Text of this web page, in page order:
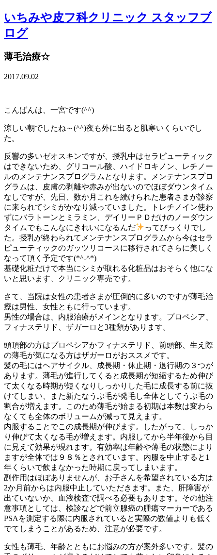
いちみや皮フ科クリニック スタッフブ
ログ
薄毛治療☆
2017.09.02
こんばんは、一宮です(^^)
涼しい朝でしたね～(^^)夜も外に出ると肌寒いくらいでし
た。
反響の多いゼオスキンですが、授乳中はセラピューティック
はできないため、グリコール酸、ハイドロキノン、レチノー
ルのメンテナンスプログラムとなります。メンテナンスプロ
グラムは、皮膚の剥離や赤みが出ないのでほぼダウンタイム
なしですが、先日、数か月これを続けられた患者さまが診察
に来られてシミがかなり減っていました。トレチノイン使わ
ずにバラトーンとミラミン、デイリーＰＤだけのノーダウン
タイムでもこんなにきれいになるんだ
ってびっくりでし
た。授乳が終わられてメンテナンスプログラムから今はセラ
ピューティックのガッツリコースに移行されてさらに美しく
なって頂く予定です(*^-^*)
基礎化粧だけで本当にシミが取れる化粧品はおそらく他にな
いと思います、クリニック専売です。
さて、当院は女性の患者さまが圧倒的に多いのですが薄毛治
療は男性、女性ともに行っています。
男性の場合は、内服治療がメインとなります。プロペシア、
フィナステリド、ザガーロと3種類があります。
頭頂部の方はプロペシアかフィナステリド、前頭部、生え際
の薄毛が気になる方はザガーロがおススメです。
髪の毛にはヘアサイクル、成長期・休止期・退行期の３つが
あります。薄毛が進行してくると成長期が短縮するため伸び
て太くなる時期が短くなりしっかりした毛に成長する前に抜
けてしまい、また新たなうぶ毛が発毛し全体としてうぶ毛の
割合が増えます。このため薄毛が始まる初期は本数は変わら
なくても全体のボリュームが減って見えます。
内服することでこの成長期が伸びます。したがって、しっか
り伸びて太くなる毛が増えます。内服してから半年後から目
に見えて効果が現れます。有効率は年齢や薄毛の状態により
ますが全体では９８％とされています。内服を中止すると1
年くらいで飲まなかった時期に戻ってしまいます。
副作用はほぼありませんが、お子さんを希望されている方は
2か月前からは内服中止していただきます。また、肝障害が
出ていないか、血液検査で調べる必要もあります。その他注
意事項としては、検診などで前立腺癌の腫瘍マーカーである
PSAを測定する際に内服されていると実際の数値よりも低く
でてしまうことがあるため、注意が必要です。
女性も薄毛、年齢とともにお悩みの方が案外多いです。髪の